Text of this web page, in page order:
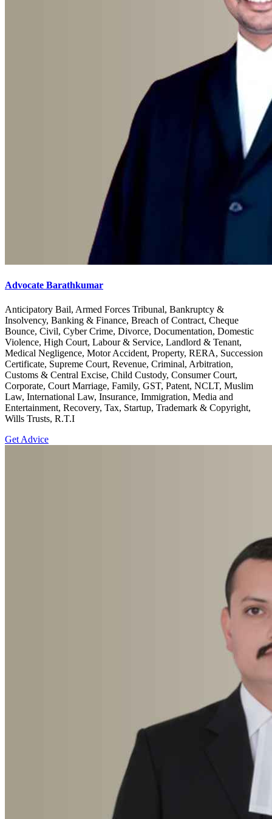
Advocate Barathkumar
Anticipatory Bail, Armed Forces Tribunal, Bankruptcy &
Insolvency, Banking & Finance, Breach of Contract, Cheque
Bounce, Civil, Cyber Crime, Divorce, Documentation, Domestic
Violence, High Court, Labour & Service, Landlord & Tenant,
Medical Negligence, Motor Accident, Property, RERA, Succession
Certificate, Supreme Court, Revenue, Criminal, Arbitration,
Customs & Central Excise, Child Custody, Consumer Court,
Corporate, Court Marriage, Family, GST, Patent, NCLT, Muslim
Law, International Law, Insurance, Immigration, Media and
Entertainment, Recovery, Tax, Startup, Trademark & Copyright,
Wills Trusts, R.T.I
Get Advice